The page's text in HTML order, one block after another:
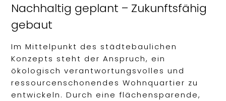
Nachhaltig geplant – Zukunftsfähig
gebaut
Im Mittelpunkt des städtebaulichen
Konzepts steht der Anspruch, ein
ökologisch verantwortungsvolles und
ressourcenschonendes Wohnquartier zu
entwickeln. Durch eine flächensparende,